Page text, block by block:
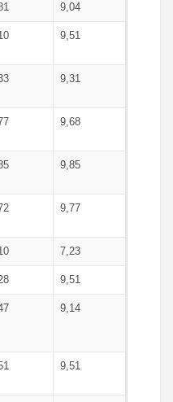
9,04
9,51
9,31
9,68
9,85
9,77
7,23
9,51
9,14
9,51